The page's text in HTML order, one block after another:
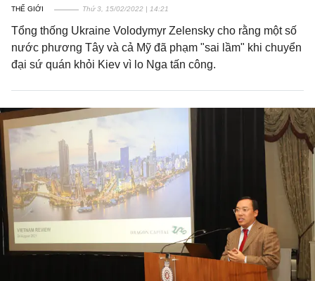
THẾ GIỚI Thứ 3, 15/02/2022 | 14:21
Tổng thống Ukraine Volodymyr Zelensky cho rằng một số
nước phương Tây và cả Mỹ đã phạm "sai lầm" khi chuyển
đại sứ quán khỏi Kiev vì lo Nga tấn công.